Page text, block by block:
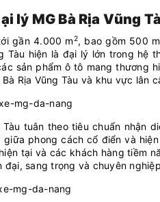
lý MG Bà Rịa Vũng
gần 4.000 m2, bao gồm 500 m
Tàu hiện là đại lý lớn trong hệ
sản phẩm ô tô mang thương
Rịa Vũng Tàu và khu vực lân
tuân theo tiêu chuẩn nhận
phong cách cổ điển và
tại và các khách hàng tiềm
sang trọng và chuyên